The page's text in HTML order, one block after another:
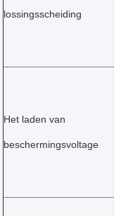
lossingsscheiding
Het laden van
beschermingsvoltage